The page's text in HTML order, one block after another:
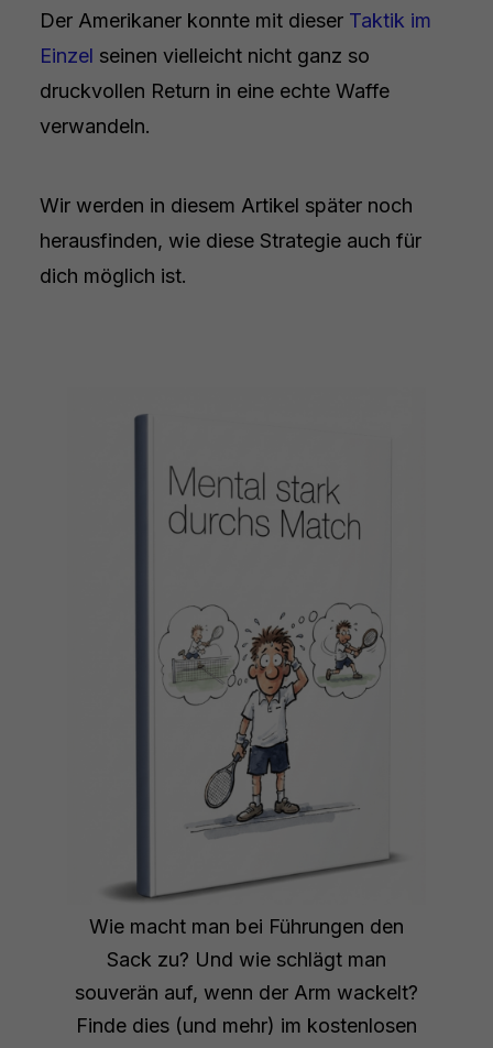
Der Amerikaner konnte mit dieser Taktik im
Einzel seinen vielleicht nicht ganz so
druckvollen Return in eine echte Waffe
verwandeln.
Wir werden in diesem Artikel später noch
herausfinden, wie diese Strategie auch für
dich möglich ist.
Wie macht man bei Führungen den
Sack zu? Und wie schlägt man
souverän auf, wenn der Arm wackelt?
Finde dies (und mehr) im kostenlosen